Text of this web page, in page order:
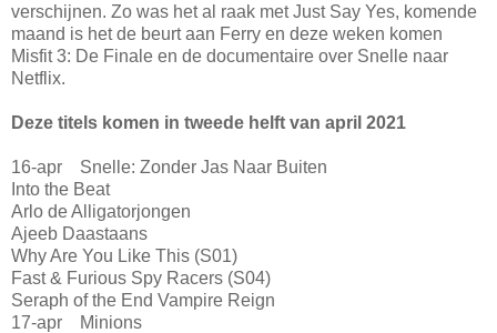
verschijnen. Zo was het al raak met Just Say Yes, komende
maand is het de beurt aan Ferry en deze weken komen
Misfit 3: De Finale en de documentaire over Snelle naar
Netflix.
Deze titels komen in tweede helft van april 2021
16-apr Snelle: Zonder Jas Naar Buiten
Into the Beat
Arlo de Alligatorjongen
Ajeeb Daastaans
Why Are You Like This (S01)
Fast & Furious Spy Racers (S04)
Seraph of the End Vampire Reign
17-apr Minions